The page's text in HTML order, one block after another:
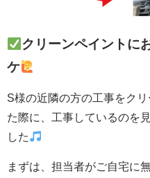
クリーンペイントに
ケ
S様の近隣の方の工事をク
た際に、工事しているのを
した
まずは、担当者がご自宅に